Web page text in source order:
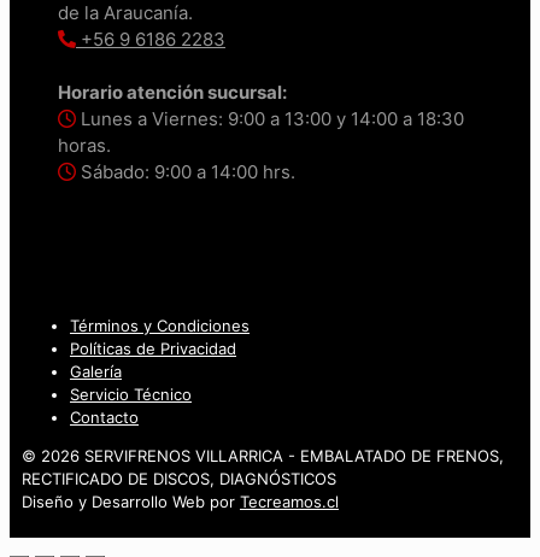
de la Araucanía.
+56 9 6186 2283
Horario atención sucursal:
Lunes a Viernes: 9:00 a 13:00 y 14:00 a 18:30
horas.
Sábado: 9:00 a 14:00 hrs.
Términos y Condiciones
Políticas de Privacidad
Galería
Servicio Técnico
Contacto
© 2026 SERVIFRENOS VILLARRICA - EMBALATADO DE FRENOS,
RECTIFICADO DE DISCOS, DIAGNÓSTICOS
Diseño y Desarrollo Web por Tecreamos.cl